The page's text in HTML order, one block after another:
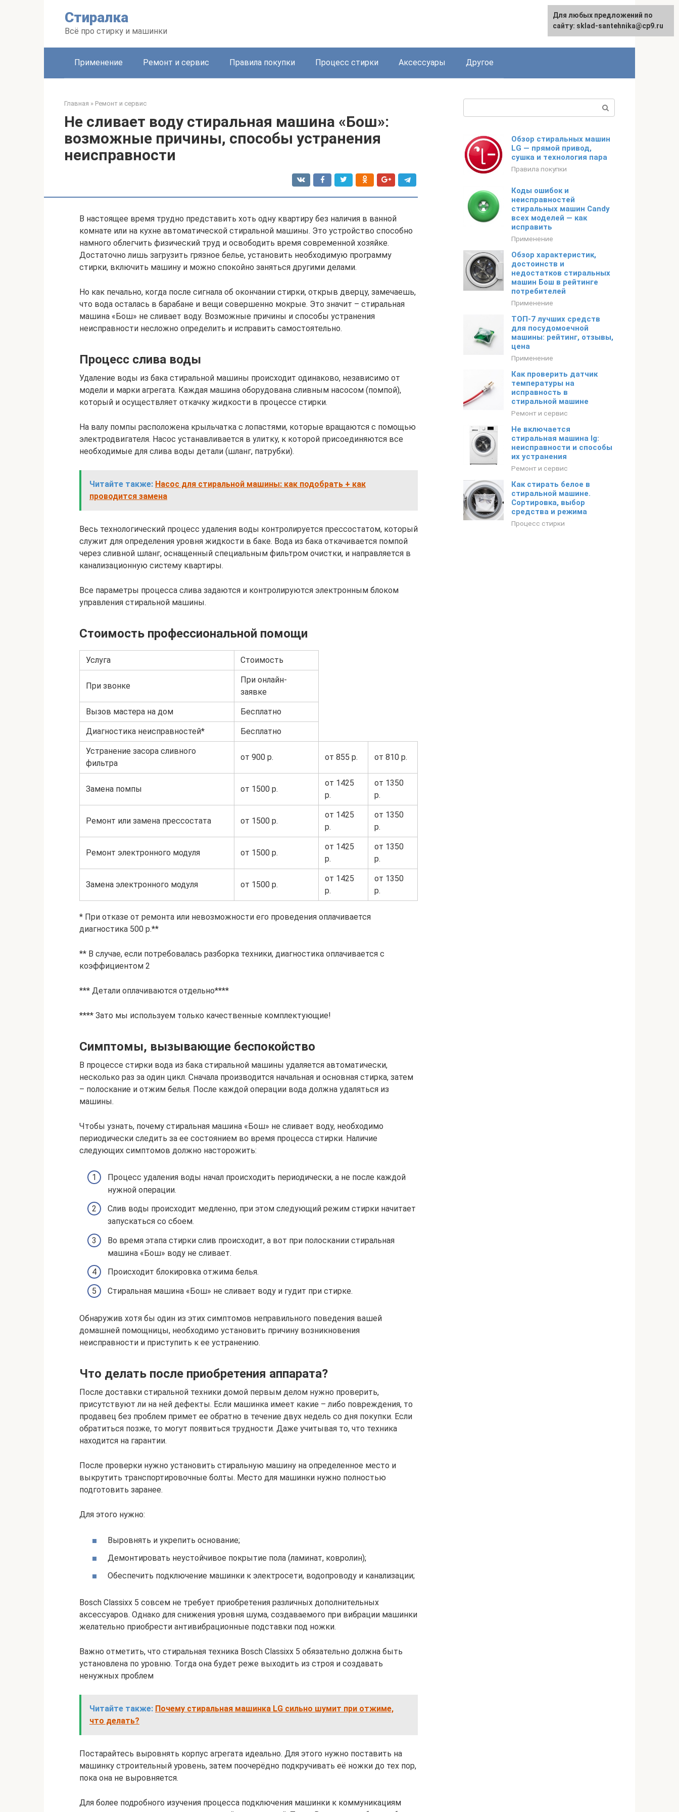
Стиралка
Всё про стирку и машинки
Применение Ремонт и сервис Правила покупки Процесс стирки Аксессуары Другое
Главная » Ремонт и сервис
Не сливает воду стиральная машина «Бош»:
возможные причины, способы устранения
неисправности
В настоящее время трудно представить хоть одну квартиру без наличия в ванной
комнате или на кухне автоматической стиральной машины. Это устройство способно
намного облегчить физический труд и освободить время современной хозяйке.
Достаточно лишь загрузить грязное белье, установить необходимую программу
стирки, включить машину и можно спокойно заняться другими делами.
Но как печально, когда после сигнала об окончании стирки, открыв дверцу, замечаешь,
что вода осталась в барабане и вещи совершенно мокрые. Это значит – стиральная
машина «Бош» не сливает воду. Возможные причины и способы устранения
неисправности несложно определить и исправить самостоятельно.
Процесс слива воды
Удаление воды из бака стиральной машины происходит одинаково, независимо от
модели и марки агрегата. Каждая машина оборудована сливным насосом (помпой),
который и осуществляет откачку жидкости в процессе стирки.
На валу помпы расположена крыльчатка с лопастями, которые вращаются с помощью
электродвигателя. Насос устанавливается в улитку, к которой присоединяются все
необходимые для слива воды детали (шланг, патрубки).
Читайте также: Насос для стиральной машины: как подобрать + как
проводится замена
Весь технологический процесс удаления воды контролируется прессостатом, который
служит для определения уровня жидкости в баке. Вода из бака откачивается помпой
через сливной шланг, оснащенный специальным фильтром очистки, и направляется в
канализационную систему квартиры.
Все параметры процесса слива задаются и контролируются электронным блоком
управления стиральной машины.
Стоимость профессиональной помощи
Услуга Стоимость
При звонке
При онлайн-
заявке
Вызов мастера на дом Бесплатно
Диагностика неисправностей* Бесплатно
Устранение засора сливного
фильтра
от 900 р. от 855 р. от 810 р.
Замена помпы от 1500 р.
от 1425
р.
от 1350
р.
Ремонт или замена прессостата от 1500 р.
от 1425
р.
от 1350
р.
Ремонт электронного модуля от 1500 р.
от 1425
р.
от 1350
р.
Замена электронного модуля от 1500 р.
от 1425
р.
от 1350
р.
* При отказе от ремонта или невозможности его проведения оплачивается
диагностика 500 р.**
** В случае, если потребовалась разборка техники, диагностика оплачивается с
коэффициентом 2
*** Детали оплачиваются отдельно****
**** Зато мы используем только качественные комплектующие!
Симптомы, вызывающие беспокойство
В процессе стирки вода из бака стиральной машины удаляется автоматически,
несколько раз за один цикл. Сначала производится начальная и основная стирка, затем
– полоскание и отжим белья. После каждой операции вода должна удаляться из
машины.
Чтобы узнать, почему стиральная машина «Бош» не сливает воду, необходимо
периодически следить за ее состоянием во время процесса стирки. Наличие
следующих симптомов должно насторожить:
Процесс удаления воды начал происходить периодически, а не после каждой
нужной операции.
Слив воды происходит медленно, при этом следующий режим стирки начитает
запускаться со сбоем.
Во время этапа стирки слив происходит, а вот при полоскании стиральная
машина «Бош» воду не сливает.
Происходит блокировка отжима белья.
Стиральная машина «Бош» не сливает воду и гудит при стирке.
Обнаружив хотя бы один из этих симптомов неправильного поведения вашей
домашней помощницы, необходимо установить причину возникновения
неисправности и приступить к ее устранению.
Что делать после приобретения аппарата?
После доставки стиральной техники домой первым делом нужно проверить,
присутствуют ли на ней дефекты. Если машинка имеет какие – либо повреждения, то
продавец без проблем примет ее обратно в течение двух недель со дня покупки. Если
обратиться позже, то могут появиться трудности. Даже учитывая то, что техника
находится на гарантии.
После проверки нужно установить стиральную машину на определенное место и
выкрутить транспортировочные болты. Место для машинки нужно полностью
подготовить заранее.
Для этого нужно:
Выровнять и укрепить основание;
Демонтировать неустойчивое покрытие пола (ламинат, ковролин);
Обеспечить подключение машинки к электросети, водопроводу и канализации;
Bosch Classixx 5 совсем не требует приобретения различных дополнительных
аксессуаров. Однако для снижения уровня шума, создаваемого при вибрации машинки
желательно приобрести антивибрационные подставки под ножки.
Важно отметить, что стиральная техника Bosch Classixx 5 обязательно должна быть
установлена по уровню. Тогда она будет реже выходить из строя и создавать
ненужных проблем
Читайте также: Почему стиральная машинка LG сильно шумит при отжиме,
что делать?
Постарайтесь выровнять корпус агрегата идеально. Для этого нужно поставить на
машинку строительный уровень, затем поочерёдно подкручивать её ножки до тех пор,
пока она не выровняется.
Для более подробного изучения процесса подключения машинки к коммуникациям
Обзор стиральных машин
LG — прямой привод,
сушка и технология пара
Правила покупки
Коды ошибок и
неисправностей
стиральных машин Candy
всех моделей — как
исправить
Применение
Обзор характеристик,
достоинств и
недостатков стиральных
машин Бош в рейтинге
потребителей
Применение
ТОП-7 лучших средств
для посудомоечной
машины: рейтинг, отзывы,
цена
Применение
Как проверить датчик
температуры на
исправность в
стиральной машине
Ремонт и сервис
Не включается
стиральная машина lg:
неисправности и способы
их устранения
Ремонт и сервис
Как стирать белое в
стиральной машине.
Сортировка, выбор
средства и режима
Процесс стирки
Для любых предложений по
сайту: sklad-santehnika@cp9.ru